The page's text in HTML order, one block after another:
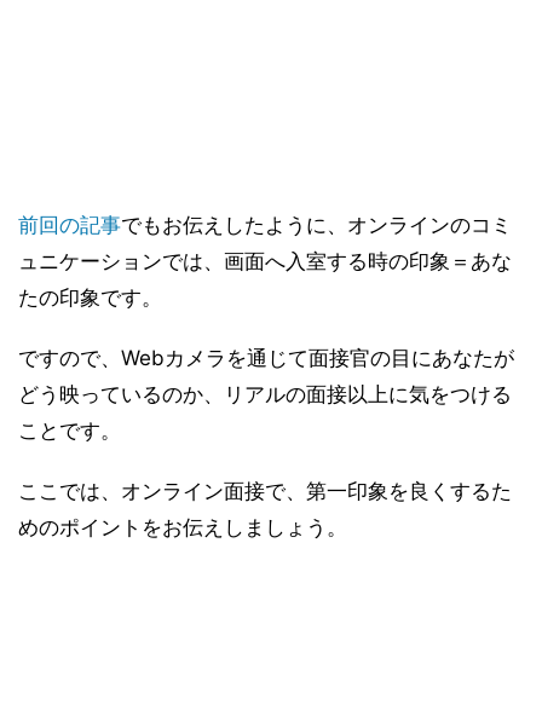
前回の記事でもお伝えしたように、オンラインのコミ
ュニケーションでは、画面へ入室する時の印象＝あな
たの印象です。
ですので、Webカメラを通じて面接官の目にあなたが
どう映っているのか、リアルの面接以上に気をつける
ことです。
ここでは、オンライン面接で、第一印象を良くするた
めのポイントをお伝えしましょう。